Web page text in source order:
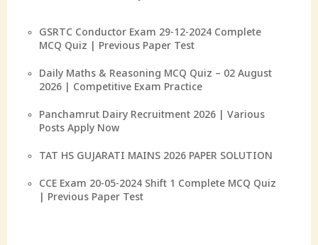
GSRTC Conductor Exam 29-12-2024 Complete
MCQ Quiz | Previous Paper Test
Daily Maths & Reasoning MCQ Quiz – 02 August
2026 | Competitive Exam Practice
Panchamrut Dairy Recruitment 2026 | Various
Posts Apply Now
TAT HS GUJARATI MAINS 2026 PAPER SOLUTION
CCE Exam 20-05-2024 Shift 1 Complete MCQ Quiz
| Previous Paper Test